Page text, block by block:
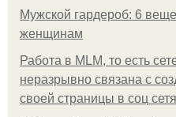
Мужской гардероб: 6
женщинам
Работа в MLM, то есть
неразрывно связана с
своей страницы в соц